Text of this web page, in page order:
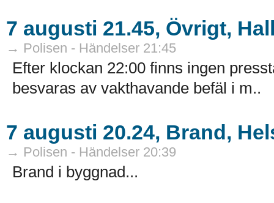
7 augusti 21.45, Övrigt,
→ Polisen - Händelser 21:45
Efter klockan 22:00 finns ingen
besvaras av vakthavande befäl i m..
7 augusti 20.24, Brand,
→ Polisen - Händelser 20:39
Brand i byggnad...